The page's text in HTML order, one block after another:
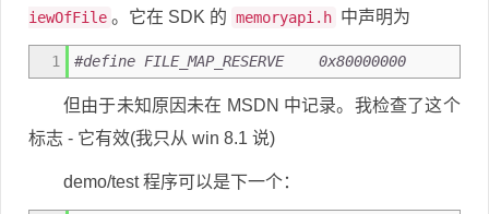
iewOfFile 。它在 SDK 的 memoryapi.h 中声明为
1 #define FILE_MAP_RESERVE 0x80000000
但由于未知原因未在 MSDN 中记录。我检查了这个
标志 - 它有效(我只从 win 8.1 说)
demo/test 程序可以是下一个：